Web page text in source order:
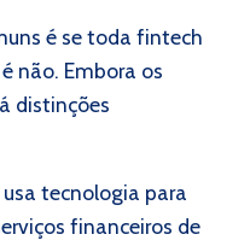
é se toda fintech
não. Embora os
distinções
usa tecnologia para
financeiros de